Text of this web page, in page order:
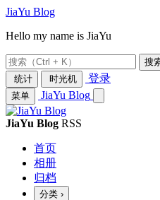
JiaYu Blog
Hello my name is JiaYu
搜
统计
时光机 登录
菜单 JiaYu Blog
JiaYu Blog RSS
首页
相册
归档
分类 ›